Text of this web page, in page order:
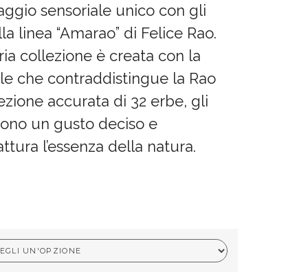
sensoriale unico con gli
linea “Amarao” di Felice Rao.
collezione è creata con la
che contraddistingue la Rao
accurata di 32 erbe, gli
un gusto deciso e
l’essenza della natura.